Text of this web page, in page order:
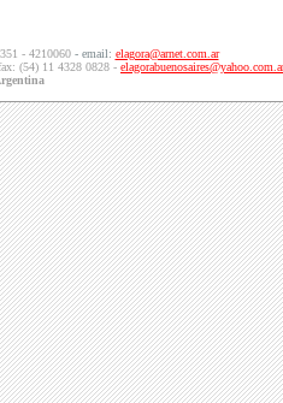
- 4210060- email: elagora@arnet.com.ar
(54) 11 4328 0828 -